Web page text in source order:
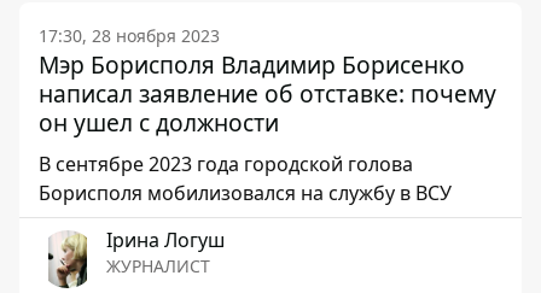
17:30, 28 ноября 2023
Мэр Борисполя Владимир Борисенко
написал заявление об отставке: почему
он ушел с должности
В сентябре 2023 года городской голова
Борисполя мобилизовался на службу в ВСУ
Ірина Логуш
ЖУРНАЛИСТ